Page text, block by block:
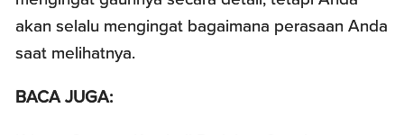
akan selalu mengingat bagaimana perasaan Anda
saat melihatnya.
BACA JUGA: